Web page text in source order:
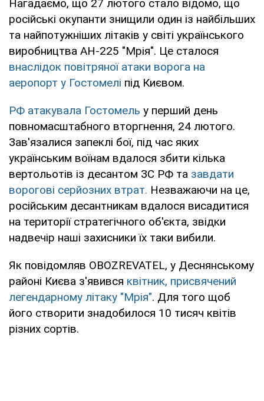
Нагадаємо, що 27 лютого стало відомо, що
російські окупанти знищили один із найбільших
та найпотужніших літаків у світі українського
виробництва АН-225 "Мрія". Це сталося
внаслідок повітряної атаки ворога на
аеропорт у Гостомелі під Києвом.
РФ атакувала Гостомель у перший день
повномасштабного вторгнення, 24 лютого.
Зав'язалися запеклі бої, під час яких
українським воїнам вдалося збити кілька
вертольотів із десантом ЗС РФ та завдати
ворогові серйозних втрат. Незважаючи на це,
російським десантникам вдалося висадитися
на території стратегічного об'єкта, звідки
надвечір наші захисники їх таки вибили.
Як повідомляв OBOZREVATEL, у Деснянському
районі Києва з'явився квітник, присвячений
легендарному літаку "Мрія". Для того щоб
його створити знадобилося 10 тисяч квітів
різних сортів.